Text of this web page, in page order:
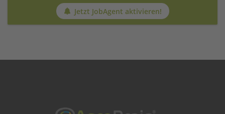
Jetzt JobAgent aktivieren!